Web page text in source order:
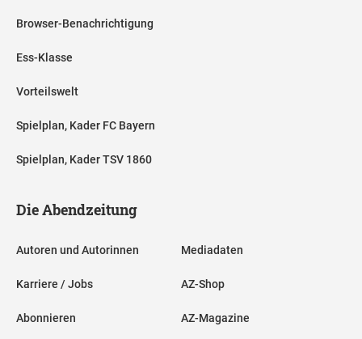
Browser-Benachrichtigung
Ess-Klasse
Vorteilswelt
Spielplan, Kader FC Bayern
Spielplan, Kader TSV 1860
Die Abendzeitung
Autoren und Autorinnen
Karriere / Jobs
Abonnieren
Mediadaten
AZ-Shop
AZ-Magazine